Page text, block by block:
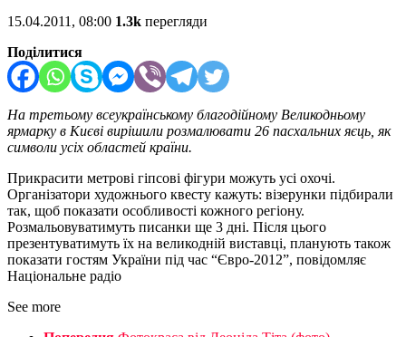
15.04.2011, 08:00 1.3k перегляди
Поділитися
На третьому всеукраїнському благодійному Великодньому
ярмарку в Києві вирішили розмалювати 26 пасхальних яєць, як
символи усіх областей країни.
Прикрасити метрові гіпсові фігури можуть усі охочі.
Організатори художнього квесту кажуть: візерунки підбирали
так, щоб показати особливості кожного регіону.
Розмальовуватимуть писанки ще 3 дні. Після цього
презентуватимуть їх на великодній виставці, планують також
показати гостям України під час “Євро-2012”, повідомляє
Національне радіо
See more